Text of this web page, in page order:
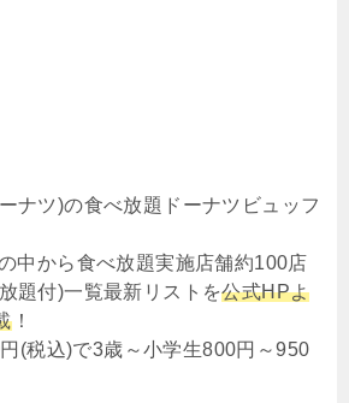
ナツ)の食べ放題ドーナツビュッフ
中から食べ放題実施店舗約100店
題付)一覧最新リストを公式HPよ
！
(税込)で3歳～小学生800円～950